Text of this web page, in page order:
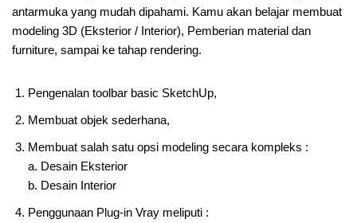
antarmuka yang mudah dipahami. Kamu akan belajar membuat
modeling 3D (Eksterior / Interior), Pemberian material dan
furniture, sampai ke tahap rendering.
Pengenalan toolbar basic SketchUp,
Membuat objek sederhana,
Membuat salah satu opsi modeling secara kompleks :
a. Desain Eksterior
b. Desain Interior
Penggunaan Plug-in Vray meliputi :